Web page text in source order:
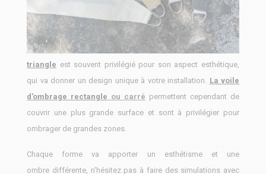
5,00 m² jusqu'à 28,00 m²pour les dimensions
standard.
Toutes les formes sont envisageables :la voile d'ombrage
triangle est souvent privilégié pour son aspect esthétique,
qui va donner un design unique à votre installation. La voile
d'ombrage rectangle ou carré permettent cependant de
couvrir une plus grande surface et sont à privilégier pour
ombrager de grandes zones.
Chaque forme va apporter un esthétisme et une
ombre différente, n'hésitez pas à faire des simulations avec